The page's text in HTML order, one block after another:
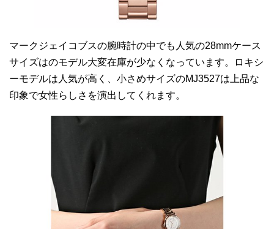
マークジェイコブスの腕時計の中でも人気の28mmケース
サイズはのモデル大変在庫が少なくなっています。ロキシ
ーモデルは人気が高く、小さめサイズのMJ3527は上品な
印象で女性らしさを演出してくれます。